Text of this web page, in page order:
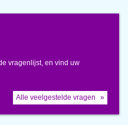
vragenlijst, en vind uw
Alle veelgestelde vragen